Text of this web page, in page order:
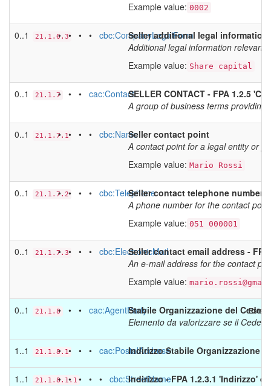
Example value: 0002
0..1 21.1.6.3• • • • cbc:CompanyLegalForm
Seller additional legal information
Additional legal information relevant
Example value: Share capital
0..1 21.1.7• • • cac:ContactSELLER CONTACT - FPA 1.2.5
A group of business terms
0..1 21.1.7.1• • • • cbc:NameSeller contact point
A contact point for a legal entity or
Example value: Mario Rossi
0..1 21.1.7.2• • • • cbc:TelephoneSeller contact telephone number -
A phone number for the contact
Example value: 051 000001
0..1 21.1.7.3• • • • cbc:ElectronicMail
Seller contact email address -
An e-mail address for the contact
Example value:
0..1 21.1.8• • • cac:AgentPartyStabile Organizzazione del
Elemento da valorizzare se il
1..1 21.1.8.1• • • • cac:PostalAddress
Indirizzo Stabile Organizzazione
1..1 21.1.8.1.1• • • • • cbc:StreetName
Indirizzo - FPA 1.2.3.1 'Indirizzo' e